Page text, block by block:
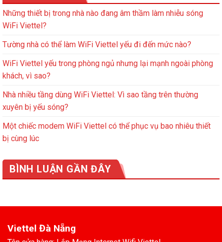
Những thiết bị trong nhà nào đang âm thầm làm nhiễu sóng
WiFi Viettel?
Tường nhà có thể làm WiFi Viettel yếu đi đến mức nào?
WiFi Viettel yếu trong phòng ngủ nhưng lại mạnh ngoài phòng
khách, vì sao?
Nhà nhiều tầng dùng WiFi Viettel: Vì sao tầng trên thường
xuyên bị yếu sóng?
Một chiếc modem WiFi Viettel có thể phục vụ bao nhiêu thiết
bị cùng lúc
BÌNH LUẬN GẦN ĐÂY
Viettel Đà Nẵng